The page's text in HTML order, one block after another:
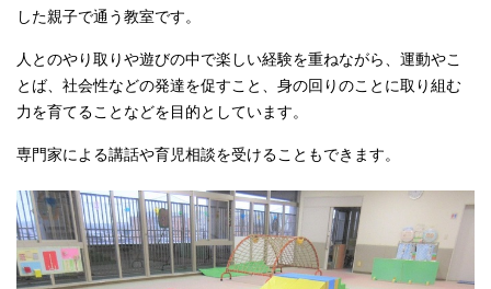
した親子で通う教室です。
人とのやり取りや遊びの中で楽しい経験を重ねながら、運動やこ
とば、社会性などの発達を促すこと、身の回りのことに取り組む
力を育てることなどを目的としています。
専門家による講話や育児相談を受けることもできます。